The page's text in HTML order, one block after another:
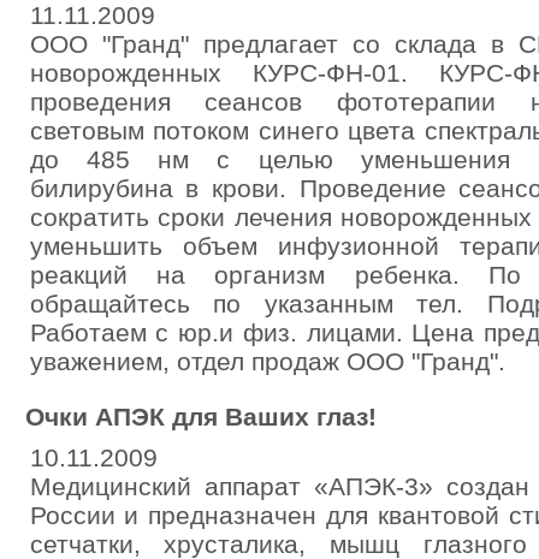
11.11.2009
ООО "Гранд" предлагает со склада в
новорожденных КУРС-ФН-01. КУРС-
проведения сеансов фототерапии
световым потоком синего цвета
до 485 нм с целью уменьшения
билирубина в крови. Проведение
сократить сроки лечения
уменьшить объем инфузионной
реакций на организм ребенка. По
обращайтесь по указанным тел.
Работаем с юр.и физ. лицами. Цена
уважением, отдел продаж ООО "Гранд".
Очки АПЭК для Ваших глаз!
10.11.2009
Медицинский аппарат «АПЭК-3»
России и предназначен для квантовой
сетчатки, хрусталика, мышц